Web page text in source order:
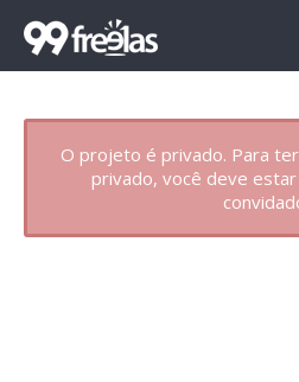
O projeto é privado. Para
privado, você deve